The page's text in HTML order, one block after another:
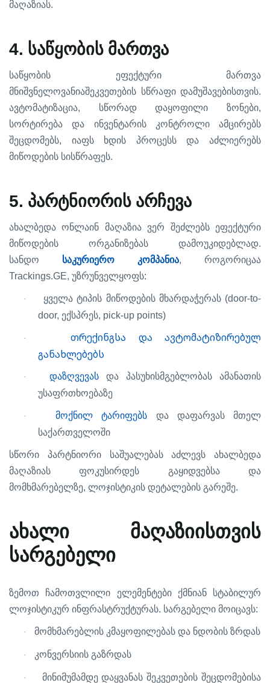
მაღაზიას.
4. საწყობის მართვა
საწყობის ეფექტური
მართვა
მნიშვნელოვანიაშეკვეთების სწრაფი დამუშავებისთვის.
ავტომატიზაცია, სწორად დაყოფილი ზონები,
სორტირება და ინვენტარის კონტროლი
ამცირებს
შეცდომებს, იაფს ხდის პროცესს და
აძლიერებს
მიწოდების სისწრაფეს.
5. პარტნიორის არჩევა
ახალბედა ონლაინ მაღაზია ვერ შეძლებს
ეფექტური
მიწოდების
ორგანიზებას დამოუკიდებლად.
სანდო საკურიერო კომპანია, როგორიცაა
Trackings.GE, უზრუნველყოფს:
· ყველა ტიპის მიწოდების მხარდაჭერას(door-to-
door, ექსპრეს, pick-up points)
·
თრექინგსა და ავტომატიზირებულ
განახლებებს
· დაზღვევას და პასუხისმგებლობას
ამანათის
უსაფრთხოებაზე
· მოქნილ ტარიფებს და დაფარვას
მთელ
საქართველოში
სწორი პარტნიორი საშუალებას აძლევს
ახალბედა
მაღაზიას
ფოკუსირდეს გაყიდვებსა
და
მომხმარებელზე, ლოჯისტიკის დეტალების გარეშე.
ახალი
მაღაზიისთვის
სარგებელი
ზემოთ ჩამოთვლილი ელემენტები ქმნიან
სტაბილურ
ლოჯისტიკურ ინფრასტრუქტურას. სარგებელი მოიცავს:
· მომხმარებლის კმაყოფილებას და ნდობის ზრდას
· კონვერსიის გაზრდას
· მინიმუმამდე დაყვანას შეკვეთების შეცდომებისა